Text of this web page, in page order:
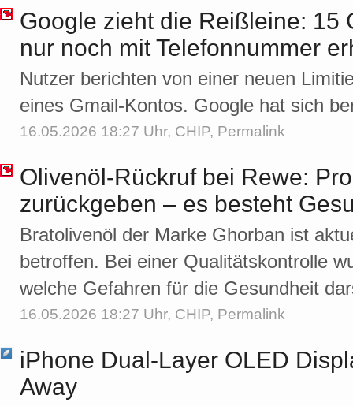
Google zieht die Reißleine: 15
nur noch mit Telefonnummer
Nutzer berichten von einer neuen
eines Gmail-Kontos. Google hat sich
16.05.2026 18:27 Uhr, CHIP, Permalink
Olivenöl-Rückruf bei Rewe:
zurückgeben – es besteht
Bratolivenöl der Marke Ghorban ist
betroffen. Bei einer Qualitätskontrolle
welche Gefahren für die Gesundheit
16.05.2026 18:27 Uhr, CHIP, Permalink
iPhone Dual-Layer OLED
Away